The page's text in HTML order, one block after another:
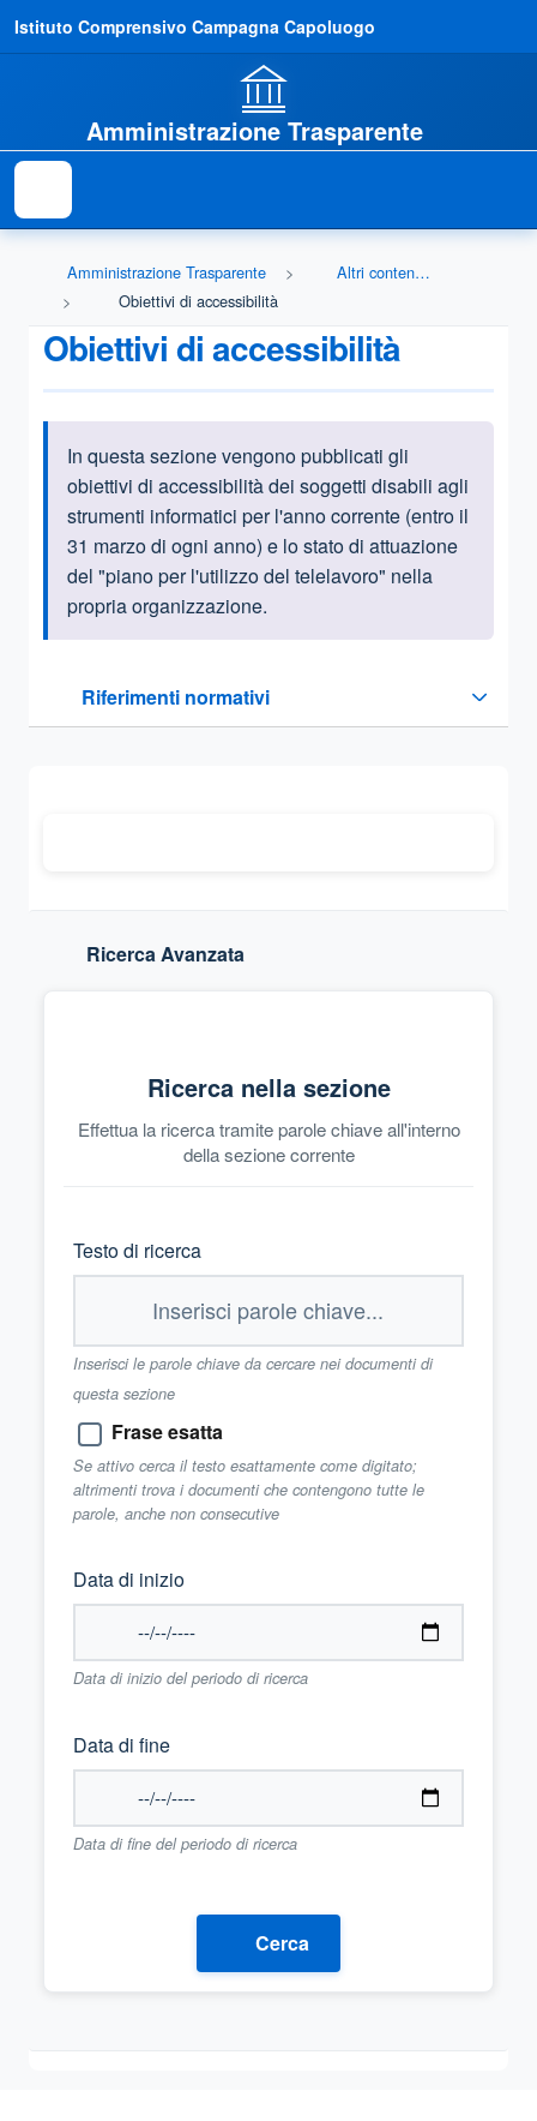
Istituto Comprensivo Campagna Capoluogo
Amministrazione Trasparente
Amministrazione Trasparente
Altri contenuti - Accessibilità e Catalogo dei dati, metadati e banche dati
Obiettivi di accessibilità
Obiettivi di accessibilità
Informazioni introduttive
In questa sezione vengono pubblicati gli
obiettivi di accessibilità dei soggetti disabili agli
strumenti informatici per l'anno corrente (entro il
31 marzo di ogni anno) e lo stato di attuazione
del "piano per l'utilizzo del telelavoro" nella
propria organizzazione.
Riferimenti normativi
Sezione compressa
Ricerca Avanzata
Ricerca nella sezione
Effettua la ricerca tramite parole chiave all'interno
della sezione corrente
Testo di ricerca
Inserisci le parole chiave da cercare nei documenti di
questa sezione
Frase esatta
Se attivo cerca il testo esattamente come digitato;
altrimenti trova i documenti che contengono tutte le
parole, anche non consecutive
Data di inizio
Data di inizio del periodo di ricerca
Data di fine
Data di fine del periodo di ricerca
Cerca